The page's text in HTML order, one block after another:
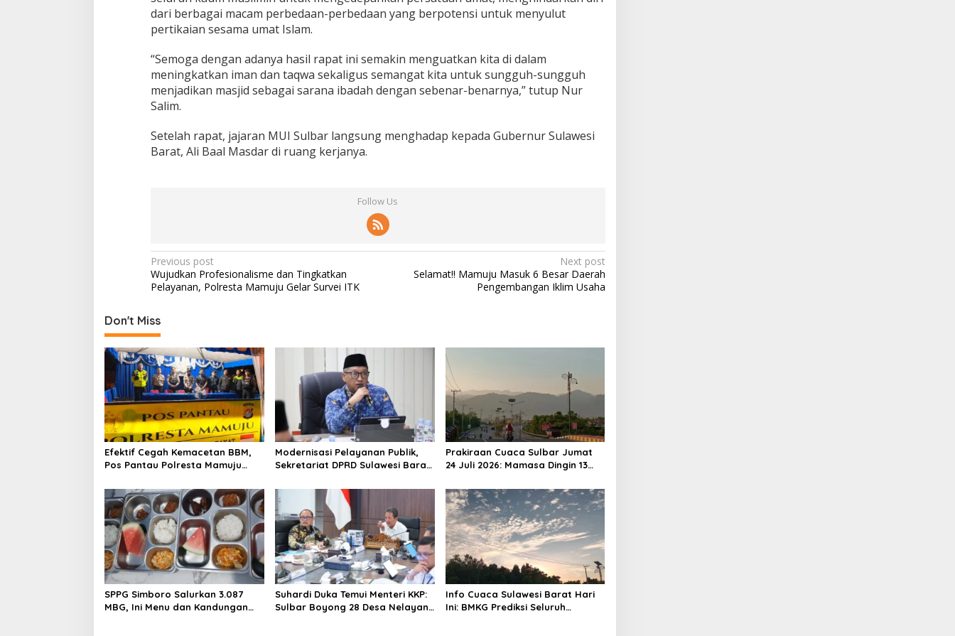
dari berbagai macam perbedaan-perbedaan yang berpotensi untuk menyulut
pertikaian sesama umat Islam.
“Semoga dengan adanya hasil rapat ini semakin menguatkan kita di dalam
meningkatkan iman dan taqwa sekaligus semangat kita untuk sungguh-sungguh
menjadikan masjid sebagai sarana ibadah dengan sebenar-benarnya,” tutup Nur
Salim.
Setelah rapat, jajaran MUI Sulbar langsung menghadap kepada Gubernur Sulawesi
Barat, Ali Baal Masdar di ruang kerjanya.
Follow Us
P
o
t
n
a
v
i
g
a
t
i
o
n
Previous post
Wujudkan Profesionalisme dan Tingkatkan
Pelayanan, Polresta Mamuju Gelar Survei ITK
Next post
Selamat!! Mamuju Masuk 6 Besar Daerah
Pengembangan Iklim Usaha
Don't Miss
Efektif Cegah Kemacetan BBM,
Pos Pantau Polresta Mamuju
Modernisasi Pelayanan Publik,
Sekretariat DPRD Sulawesi Barat
Prakiraan Cuaca Sulbar Jumat
24 Juli 2026: Mamasa Dingin 13
SPPG Simboro Salurkan 3.087
MBG, Ini Menu dan Kandungan
Suhardi Duka Temui Menteri KKP:
Sulbar Boyong 28 Desa Nelayan
Info Cuaca Sulawesi Barat Hari
Ini: BMKG Prediksi Seluruh